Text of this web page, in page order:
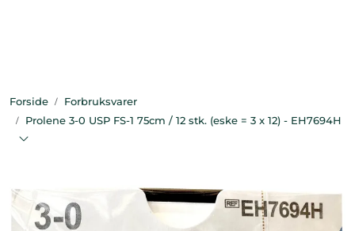
Forside
Forbruksvarer
Prolene 3-0 USP FS-1 75cm / 12 stk. (eske = 3 x 12) - EH7694H
Diagnostikk
Hest